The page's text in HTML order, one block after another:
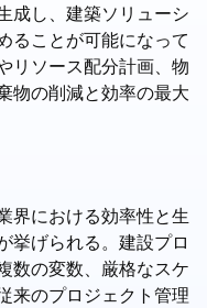
成し、建築ソリューシ
ることが可能になって
リソース配分計画、物
物の削減と効率の最大
界における効率性と生
挙げられる。建設プロ
数の変数、厳格なスケ
来のプロジェクト管理